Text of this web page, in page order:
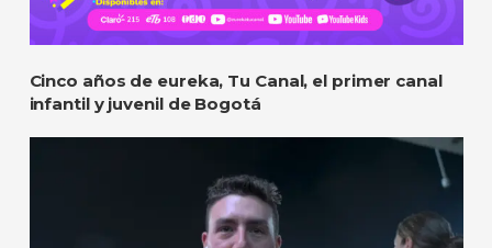
Cinco años de eureka, Tu Canal, el primer canal
infantil y juvenil de Bogotá